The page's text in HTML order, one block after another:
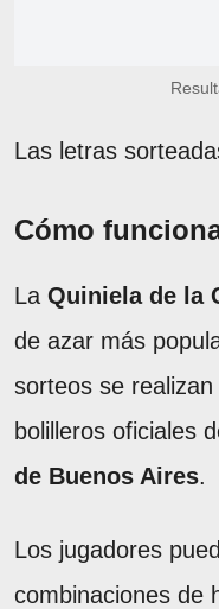
Las letras
Cómo
La Quiniela de la
de azar más
sorteos se
bolilleros oficiales
de Buenos Aires.
Los jugadores
combinaciones de